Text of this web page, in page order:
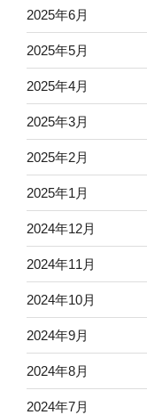
2025年6月
2025年5月
2025年4月
2025年3月
2025年2月
2025年1月
2024年12月
2024年11月
2024年10月
2024年9月
2024年8月
2024年7月